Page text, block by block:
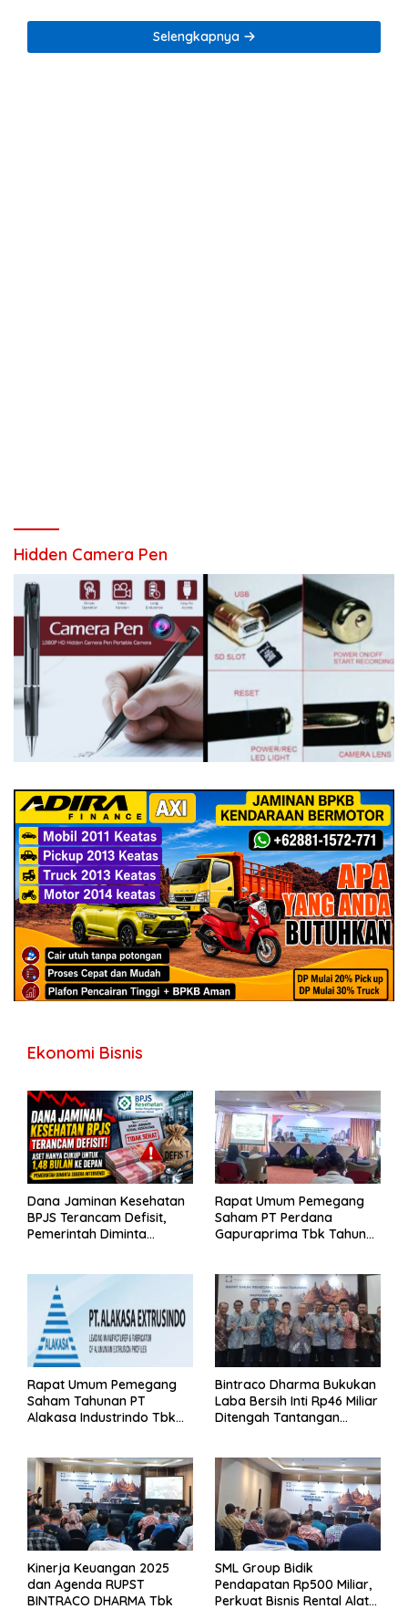
Selengkapnya
Hidden Camera Pen
Ekonomi Bisnis
Dana Jaminan Kesehatan
BPJS Terancam Defisit,
Pemerintah Diminta
Rapat Umum Pemegang
Saham PT Perdana
Gapuraprima Tbk Tahun
Rapat Umum Pemegang
Saham Tahunan PT
Alakasa Industrindo Tbk
Bintraco Dharma Bukukan
Laba Bersih Inti Rp46 Miliar
Ditengah Tantangan
Kinerja Keuangan 2025
dan Agenda RUPST
BINTRACO DHARMA Tbk
SML Group Bidik
Pendapatan Rp500 Miliar,
Perkuat Bisnis Rental Alat